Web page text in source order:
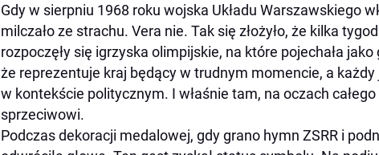
Gdy w sierpniu 1968 roku wojska Układu Warszawskiego
milczało ze strachu. Vera nie. Tak się złożyło, że kilka
rozpoczęły się igrzyska olimpijskie, na które pojechała
że reprezentuje kraj będący w trudnym momencie, a
w kontekście politycznym. I właśnie tam, na oczach
sprzeciwowi.
Podczas dekoracji medalowej, gdy grano hymn ZSRR i